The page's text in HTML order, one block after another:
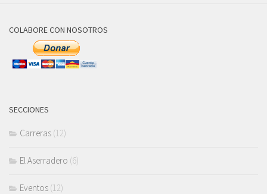
COLABORE CON NOSOTROS
SECCIONES
Carreras (12)
El Aserradero (6)
Eventos (12)